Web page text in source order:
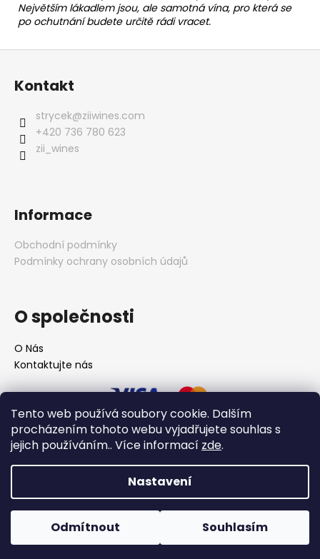
Tento web používá soubory cookie. Dalším
procházením tohoto webu vyjadřujete souhlas s
jejich používáním.. Více informací zde.
Nastavení
Odmítnout Souhlasím
Největším lákadlem jsou, ale samotná vína, pro která se
po ochutnání budete určitě rádi vracet.
Z
Kontakt
strycek@ziiwines.com
+420 736 780 623
zii_wines
Informace
Obchodní podmínky
Podmínky ochrany osobních údajů
O společnosti
O Nás
Kontaktujte nás
Copyright 2026ZiiWines . Všechna práva vyhrazena.